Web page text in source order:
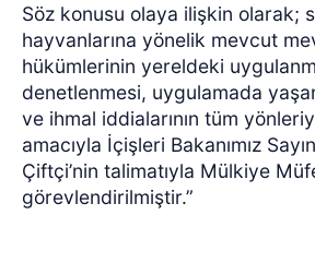
Söz konusu olaya ilişkin olarak;
hayvanlarına yönelik mevcut
hükümlerinin yereldeki
denetlenmesi, uygulamada
ve ihmal iddialarının tüm
amacıyla İçişleri Bakanımız
Çiftçi’nin talimatıyla Mülkiye
görevlendirilmiştir.”